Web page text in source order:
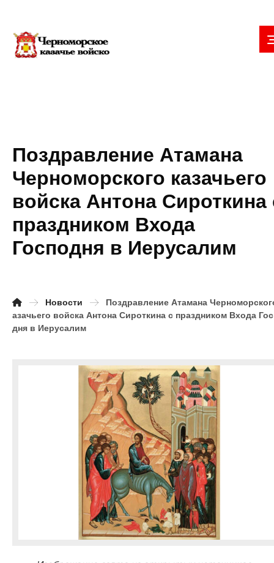
Поздравление Атамана
Черноморского казачьего
войска Антона Сироткина
праздником Входа
Господня в Иерусалим
Новости
Поздравление Атамана
азачьего войска Антона Сироткина с праздником Входа
дня в Иерусалим